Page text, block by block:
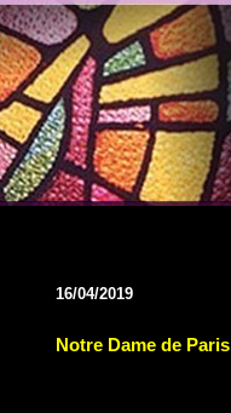
16/04/2019
Notre Dame de Paris